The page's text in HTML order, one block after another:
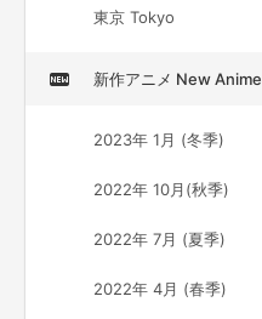
東京 Tokyo
新作アニメ New Anime
2023年 1月 (冬季)
2022年 10月(秋季)
2022年 7月 (夏季)
2022年 4月 (春季)